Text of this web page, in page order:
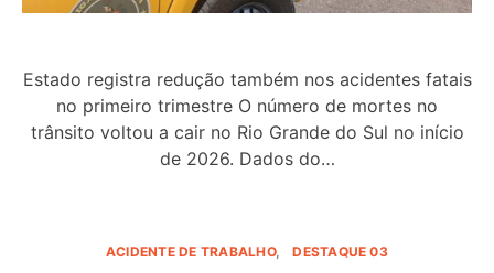
Estado registra redução também nos acidentes fatais
no primeiro trimestre O número de mortes no
trânsito voltou a cair no Rio Grande do Sul no início
de 2026. Dados do…
ACIDENTE DE TRABALHO DESTAQUE 03